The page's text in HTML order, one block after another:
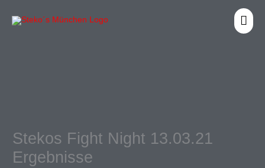
Inhalt
Stekos Fight Night 13.03.21
Ergebnisse